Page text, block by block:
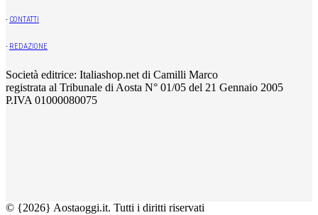
- CONTATTI
- REDAZIONE
Società editrice: Italiashop.net di Camilli Marco
registrata al Tribunale di Aosta N° 01/05 del 21 Gennaio 2005
P.IVA 01000080075
© {2026} Aostaoggi.it. Tutti i diritti riservati